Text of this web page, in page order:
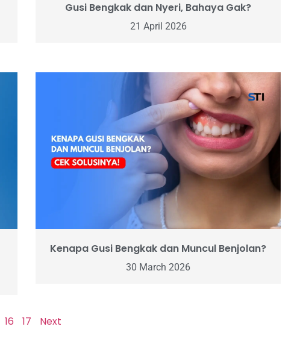
Gusi Bengkak dan Nyeri, Bahaya Gak?
21 April 2026
Kenapa Gusi Bengkak dan Muncul Benjolan?
30 March 2026
16 17 Next